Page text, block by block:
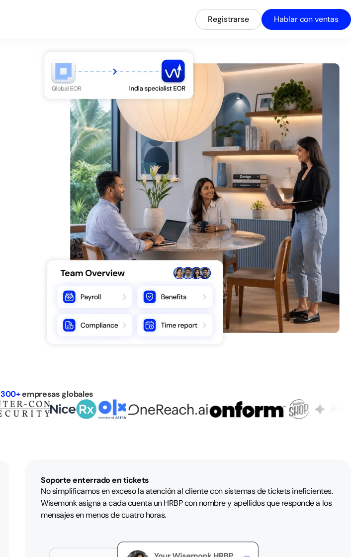
Registrarse Hablar con ventas
300+empresas globales
Soporte enterrado en tickets
No simplificamos en exceso la atención al cliente con sistemas de tickets ineficientes.
Wisemonk asigna a cada cuenta un HRBP con nombre y apellidos que responde a los
mensajes en menos de cuatro horas.